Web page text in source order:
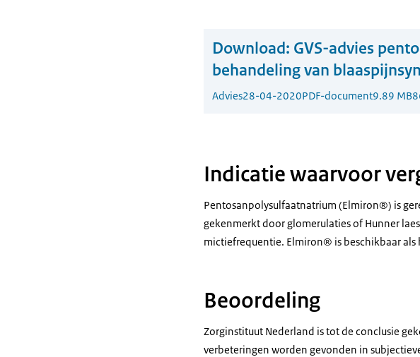
Download: GVS-advies
behandeling van
Advies28-04-2020PDF-document9.89 MB
Indicatie waarvoor
Pentosanpolysulfaatnatrium (Elmiron®) is
gekenmerkt door glomerulaties of Hunner
mictiefrequentie. Elmiron® is beschikbaar
Beoordeling
Zorginstituut Nederland is tot de conclusie
verbeteringen worden gevonden in